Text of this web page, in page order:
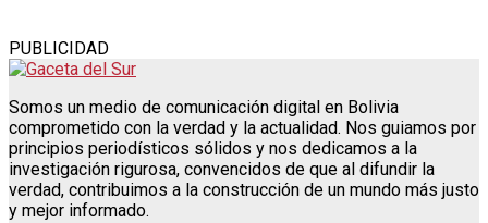
PUBLICIDAD
Somos un medio de comunicación digital en Bolivia
comprometido con la verdad y la actualidad. Nos guiamos por
principios periodísticos sólidos y nos dedicamos a la
investigación rigurosa, convencidos de que al difundir la
verdad, contribuimos a la construcción de un mundo más justo
y mejor informado.